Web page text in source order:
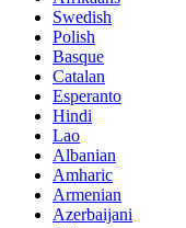
Swedish
Polish
Basque
Catalan
Esperanto
Hindi
Lao
Albanian
Amharic
Armenian
Azerbaijani